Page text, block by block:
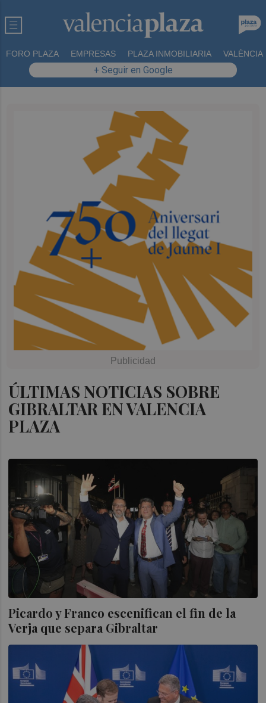
FORO PLAZA EMPRESAS PLAZA INMOBILIARIA VALÈNCIA
+ Seguir en Google
ÚLTIMAS NOTICIAS SOBRE
GIBRALTAR EN VALENCIA
PLAZA
Picardo y Franco escenifican el fin de la
Verja que separa Gibraltar